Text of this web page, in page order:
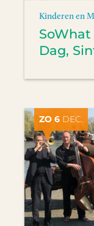
Kinderen en
Dag,
ZO 6 DEC.